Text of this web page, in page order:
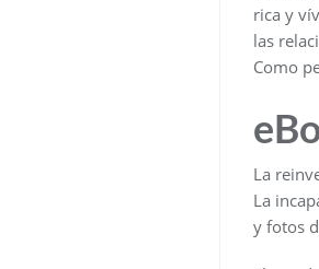
rica y
las
Como
La
La
y fotos